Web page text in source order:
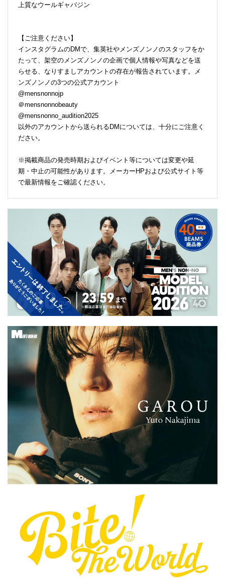
上質なウールギャバジン
【ご注意ください】
インスタグラムのDMで、集英社やメンズノンノのスタッフをか
たって、架空のメンズノンノの企画で個人情報や写真などを送
らせる、なりすましアカウントの存在が報告されています。メ
ンズノンノの3つの公式アカウント
@mensnonnojp
＠mensnonnobeauty
@mensnonno_audition2025
以外のアカウントから送られるDMについては、十分にご注意く
ださい。
※掲載商品の発売時期およびイベント等については変更や延
期・中止の可能性があります。メーカーHPおよび公式サイト等
で最新情報をご確認ください。